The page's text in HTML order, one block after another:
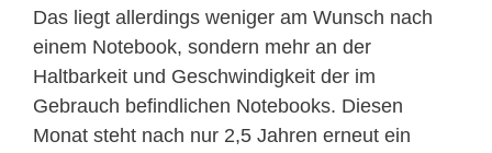
Das liegt allerdings weniger am Wunsch nach
einem Notebook, sondern mehr an der
Haltbarkeit und Geschwindigkeit der im
Gebrauch befindlichen Notebooks. Diesen
Monat steht nach nur 2,5 Jahren erneut ein